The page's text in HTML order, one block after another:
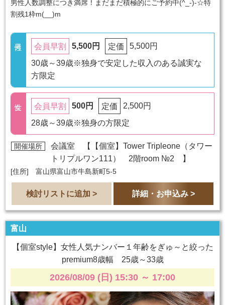
男性人数調整につき満席！まだまだ積極的にご予約中(^_-)-☆特
割残1枠m(__)m
会員早割 5,500円 定価
5,500円
30歳～39歳※独身で安定した収入のある誠実な
方限定
会員早割 500円 定価
2,500円
28歳～39歳※独身の方限定
開催場所 会議室 【
【個室】Tower Tripleone（タワー
トリプルワン111） 2階room №2
】
[住所] 富山県富山市牛島新町5-5
検討リストに追加 > 詳細・お申込み >
富山
【個室style】女性人気ナンバー１年齢をぎゅ～と絞った
premium8歳幅 25歳～33歳
2026/08/09 (日) 15:30 ～ 17:00